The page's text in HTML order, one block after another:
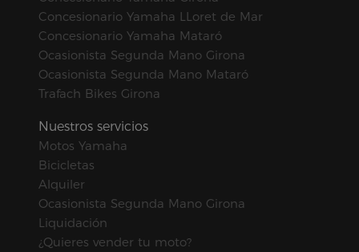
Concesionario Yamaha LLoret de Mar
Concesionario Yamaha Mataró
Ocasionista Segunda Mano Girona
Ocasionista Segunda Mano Mataró
Trafach Bikes Girona
Nuestros servicios
Motos Yamaha
Bicicletas
Alquiler
Ocasionista Segunda Mano Girona
Liquidación
¿Quieres vender tu moto?